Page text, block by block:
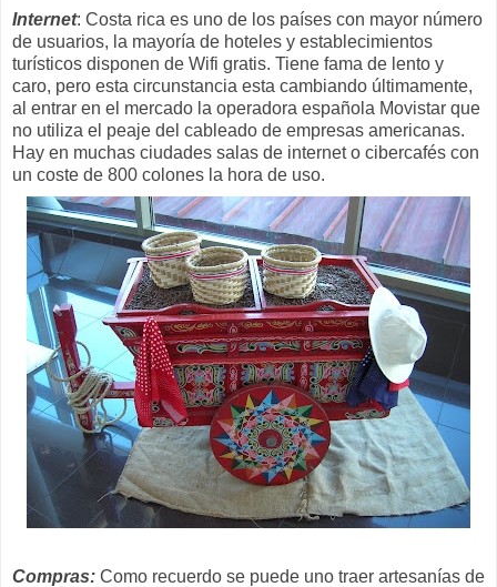
Internet: Costa rica es uno de los países con mayor número
de usuarios, la mayoría de hoteles y establecimientos
turísticos disponen de Wifi gratis. Tiene fama de lento y
caro, pero esta circunstancia esta cambiando últimamente,
al entrar en el mercado la operadora española Movistar que
no utiliza el peaje del cableado de empresas americanas.
Hay en muchas ciudades salas de internet o cibercafés con
un coste de 800 colones la hora de uso.
Compras: Como recuerdo se puede uno traer artesanías de